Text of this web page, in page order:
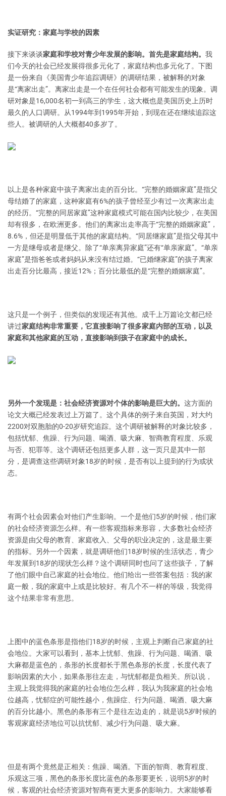
实证研究：家庭与学校的因素
接下来谈谈家庭和学校对青少年发展的影响。首先是家庭结构。 我
们今天的社会已经发展得很多元化了，家庭结构也多元化了。下图
是一份来自《美国青少年追踪调研》的调研结果，被解释的对象
是“离家出走”。离家出走是一个在任何社会都有可能发生的现象。调
研对象是16,000名初一到高三的学生，这大概也是美国历史上历时
最久的人口调研。从1994年到1995年开始，到现在还在继续追踪这
些人。被调研的人大概都40多岁了。
以上是各种家庭中孩子离家出走的百分比。“完整的婚姻家庭”是指父
母结婚了的家庭，这种家庭有6%的孩子曾经至少有过一次离家出走
的经历。“完整的同居家庭”这种家庭模式可能在国内比较少，在美国
却有很多，在欧洲更多。他们的离家出走率高于“完整的婚姻家庭”，
8.6%，但还是明显低于其他的家庭结构。“同居继家庭”是指父母其中
一方是继母或者是继父。除了“单亲离异家庭”还有“单亲家庭”。“单亲
家庭”是指爸爸或者妈妈从来没有结过婚。“已婚继家庭”的孩子离家
出走百分比最高，接近12%；百分比最低的是“完整的婚姻家庭”。
这只是一个例子，但类似的发现还有其他。成千上万篇论文都已经
讲过家庭结构非常重要，它直接影响了很多家庭内部的互动，以及
家庭和其他家庭的互动，直接影响到孩子在家庭中的成长。
另外一个发现是：社会经济资源对个体的影响是巨大的。 这方面的
论文大概已经发表过上万篇了。这个具体的例子来自英国，对大约
2200对双胞胎的0-20岁研究追踪。这个调研被解释的对象比较多，
包括忧郁、焦躁、行为问题、喝酒、吸大麻、智商教育程度、乐观
与否、犯罪等。这个调研还包括更多人群，这一页只是其中一部
分，是调查这些调研对象18岁的时候，是否有以上提到的行为或状
态。
有两个社会因素会对他们产生影响。一个是他们5岁的时候，他们家
的社会经济资源怎么样。有一些客观指标来形容，大多数社会经济
资源是由父母的教育、家庭收入、父母的职业决定的，这是最主要
的指标。另外一个因素，就是调研他们18岁时候的生活状态，青少
年发展到18岁的现状怎么样？这个调研同时也问了这些孩子，了解
了他们眼中自己家庭的社会地位。他们给出一些答案包括：我的家
庭一般，我的家庭中上或是比较好。有几个不一样的等级，我觉得
这个结果非常有意思。
上图中的蓝色条形是指他们18岁的时候，主观上判断自己家庭的社
会地位。大家可以看到，基本上忧郁、焦躁、行为问题、喝酒、吸
大麻都是蓝色的，条形的长度都长于黑色条形的长度，长度代表了
影响因素的大小，如果条形往左走，与忧郁都是负相关。所以说，
主观上我觉得我的家庭的社会地位怎么样，我认为我家庭的社会地
位越高，忧郁症的可能性越小，焦躁症、行为问题、喝酒、吸大麻
的百分比越小。黑色的条形有三个是往左边走的，就是说5岁时候的
客观家庭经济地位可以抗忧郁、减少行为问题、吸大麻。
但是有两个竟然是正相关：焦躁、喝酒。下面的智商、教育程度、
乐观这三项，黑色的条形长度比蓝色的条形要更长，说明5岁的时
候，客观的社会经济资源对智商有更大更多的影响力。大家能够看